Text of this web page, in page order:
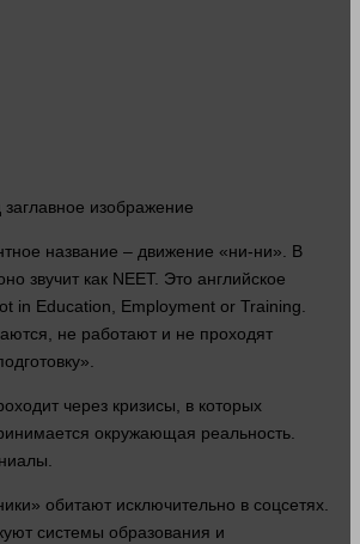
заглавное изображение
название – движение «ни-ни». В
звучит как NEET. Это английское
in Education, Employment or Training.
не работают и не проходят
через кризисы, в которых
окружающая реальность.
обитают исключительно в соцсетях.
системы образования и